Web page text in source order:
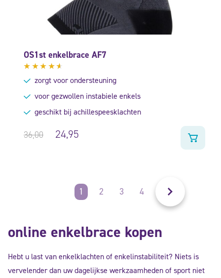
OS1st enkelbrace AF7
Gewaardeerd
4.38zorgt voor ondersteuning
voor gezwollen instabiele enkels
geschikt bij achillespeesklachten
36,00 24,95
1 2 3 4
online enkelbrace kopen
Hebt u last van enkelklachten of enkelinstabiliteit? Niets is
vervelender dan uw dagelijkse werkzaamheden of sport niet